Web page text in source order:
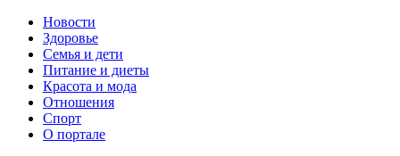
Новости
Здоровье
Семья и дети
Питание и диеты
Красота и мода
Отношения
Спорт
О портале